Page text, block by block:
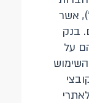
אשר
בנק
על